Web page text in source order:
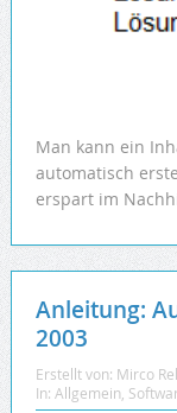
Man kann ein
automatisch
erspart im
Anleitung:
2003
Erstellt von: Mirco
In: Allgemein